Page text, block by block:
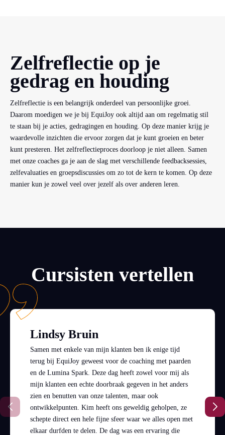
Zelfreflectie op je
gedrag en houding
Zelfreflectie is een belangrijk onderdeel van persoonlijke groei.
Daarom moedigen we je bij EquiJoy ook altijd aan om regelmatig stil
te staan bij je acties, gedragingen en houding. Op deze manier krijg je
waardevolle inzichten die ervoor zorgen dat je kunt groeien en beter
kunt presteren. Het zelfreflectieproces doorloop je niet alleen. Samen
met onze coaches ga je aan de slag met verschillende feedbacksessies,
zelfevaluaties en groepsdiscussies om zo tot de kern te komen. Op deze
manier kun je zowel veel over jezelf als over anderen leren.
Cursisten vertellen
Lindsy Bruin
Samen met enkele van mijn klanten ben ik enige tijd
terug bij EquiJoy geweest voor de coaching met paarden
en de Lumina Spark. Deze dag heeft zowel voor mij als
mijn klanten een echte doorbraak gegeven in het anders
zien en benutten van onze talenten, maar ook
ontwikkelpunten. Kim heeft ons geweldig geholpen, ze
schepte direct een hele fijne sfeer waar we alles open met
elkaar durfden te delen. De dag was een ervaring die